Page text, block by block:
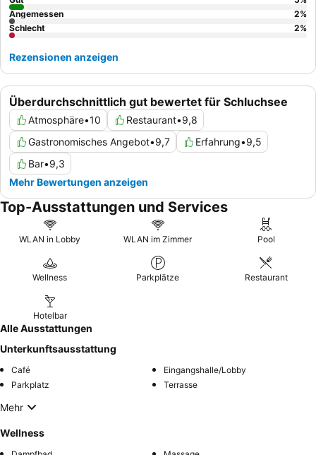
Überdurchschnittlich gut bewertet für Schluchsee
Atmosphäre•10 Restaurant•9,8
Gastronomisches Angebot•9,7 Erfahrung•9,5
Bar•9,3
Mehr Bewertungen anzeigen
Angemessen
2%
Schlecht
2%
Rezensionen anzeigen
Top-Ausstattungen und Services
WLAN in Lobby WLAN im Zimmer Pool
Wellness Parkplätze Restaurant
Hotelbar
Alle Ausstattungen
Unterkunftsausstattung
Café
Eingangshalle/Lobby
Parkplatz
Terrasse
Mehr
Wellness